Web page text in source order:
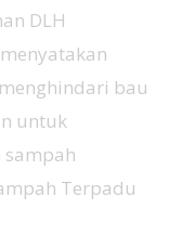
DLH
bau
untuk
Terpadu